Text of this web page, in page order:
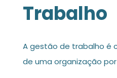
Trabalho
A gestão de trabalho é
de uma organização